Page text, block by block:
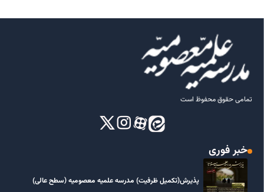
تمامی حقوق محفوظ است
خبر فوری
پذیرش(تکمیل ظرفیت) مدرسه علمیه معصومیه‌ (سطح عالی)